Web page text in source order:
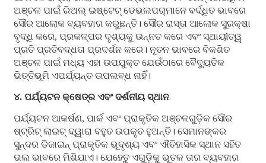
ଅଞ୍ଚଳ ପାଇଁ ରିଅଲ୍ ଇଷ୍ଟେଟ୍ ଡେଭଲପର୍‌ମାନେ ବର୍ଦ୍ଧିତ ଭାବରେ
ସୌର ଆଲୋକ ବ୍ୟବହାର କରୁଛନ୍ତି। ସୌର ରାସ୍ତା ଆଲୋକ ସୁରକ୍ଷା
ବୃଦ୍ଧି କରେ, ପ୍ରକଳ୍ପର ଦୃଶ୍ୟକୁ ଉନ୍ନତ କରେ ଏବଂ ସ୍ଥାୟୀତ୍ୱ
ପ୍ରତି ପ୍ରତିବଦ୍ଧତା ପ୍ରଦର୍ଶନ କରେ। ନୂତନ ଭାବରେ ବିକଶିତ
ଅଞ୍ଚଳ ପାଇଁ ମଧ୍ୟ ଏହା ଉପଯୁକ୍ତ ଯେଉଁଠାରେ ବୈଦ୍ୟୁତିକ
ଭିତ୍ତିଭୂମି ଏପର୍ଯ୍ୟନ୍ତ ଉପଲବ୍ଧ ନାହିଁ।
୪. ପର୍ଯ୍ୟଟନ କ୍ଷେତ୍ର ଏବଂ ଦର୍ଶନୀୟ ସ୍ଥାନ
ପର୍ଯ୍ୟଟନ ଆକର୍ଷଣ, ପାର୍କ ଏବଂ ପ୍ରାକୃତିକ ଅଞ୍ଚଳଗୁଡ଼ିକ ସୌର
ଷ୍ଟ୍ରିଟ୍ ଲାଇଟ୍ ଦ୍ୱାରା ବହୁତ ଉପକୃତ ହୁଅନ୍ତି। ସେମାନଙ୍କର
ସୁନ୍ଦର ଡିଜାଇନ୍ ପ୍ରାକୃତିକ ଭୂଦୃଶ୍ୟ ଏବଂ ଐତିହାସିକ ସ୍ଥାନ ସହିତ
ଭଲ ଭାବରେ ମିଶିଯାଏ। ଯେହେତୁ ଏଗୁଡ଼ିକୁ ଭୂତଳ ତାର ବ୍ୟବହାର